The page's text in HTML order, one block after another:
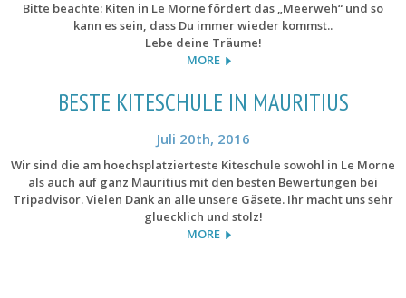
Bitte beachte: Kiten in Le Morne fördert das „Meerweh“ und so
kann es sein, dass Du immer wieder kommst..
Lebe deine Träume!
MORE
BESTE KITESCHULE IN MAURITIUS
Juli 20th, 2016
Wir sind die am hoechsplatzierteste Kiteschule sowohl in Le Morne
als auch auf ganz Mauritius mit den besten Bewertungen bei
Tripadvisor. Vielen Dank an alle unsere Gäsete. Ihr macht uns sehr
gluecklich und stolz!
MORE